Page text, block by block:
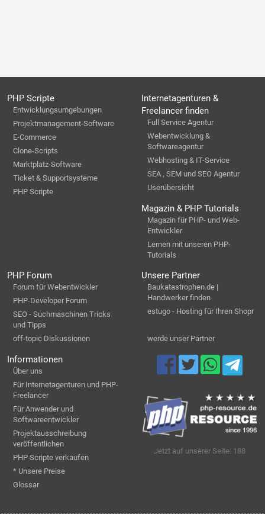
PHP Scripte
Entwicklungsumgebungen
Projektmanagement-Software
E-Commerce
Clone-Scripts
Marktplatz-Software
Ticket & Supportsysteme
PHP Scripte
Internetagenturen &
Freelancer finden
Full Service Agentur
Webentwicklung &
Softwareagentur
Webhosting & IT-Service
SEA , SEM und SEO Agentur
Userübersicht
Magazin & PHP Tutorials
Magazin für PHP- und Web-
Entwickler
Lernen mit unseren PHP-
Tutorials
PHP Forum
Forum für Webentwickler
PHP-Developer Forum
SEO - Suchmaschinen Tricks
und Tipps
off-topic Diskussionen
Unsere Partner
Baukatastrophen.de |
Handwerker finden
estugo - Hosting für Ihren Shopr
werde unser Partner
Informationen
Über uns
Für Internetagenturen und PHP-
Freelancer
Für Anwender und
Softwareentwickler
Projektausschreibung
veröffentlichen
PHP Scripte verkaufen
* Unsere Preise
Glossar
Jetzt auf unserer Seite: 188